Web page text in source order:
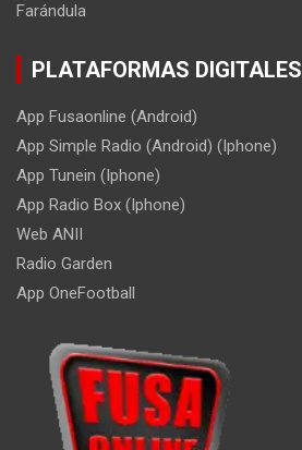
Farándula
PLATAFORMAS DIGITALES
App Fusaonline (Android)
App Simple Radio (Android) (Iphone)
App Tunein (Iphone)
App Radio Box (Iphone)
Web ANII
Radio Garden
App OneFootball